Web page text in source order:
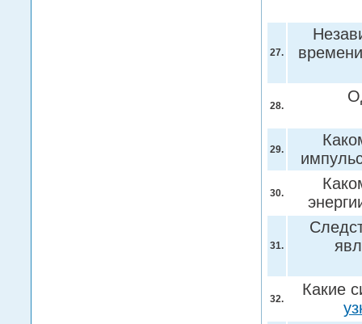
27.
28.
29.
30.
31.
32.
Какие